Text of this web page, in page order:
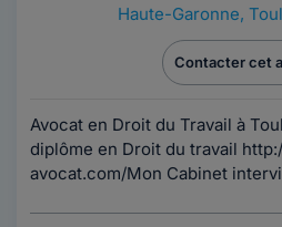
Haute-Garonne,
Contacter cet
Avocat en Droit du Travail à
diplôme en Droit du travail
avocat.com/Mon Cabinet